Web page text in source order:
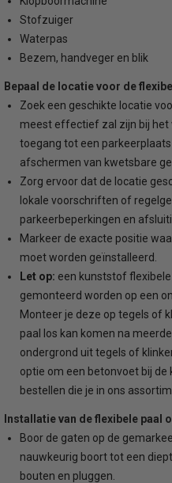
Stofzuiger
Waterpas
Bezem, handveger en blik
Bepaal de locatie voor de
Zoek een geschikte locatie
meest effectief zal zijn bij het
toegang tot een
afschermen van kwetsbare
Zorg ervoor dat de locatie
lokale voorschriften of
parkeerbeperkingen en
Markeer de exacte positie
moet worden geïnstalleerd.
Let op: een kunststof
gemonteerd worden op een
Monteer je deze op tegels of
paal los kan komen na
ondergrond uit tegels of
optie om een betonvoet bij
bestellen die je in ons
Installatie van de flexibele paal
Boor de gaten op de
nauwkeurig boort tot een
bouten en pluggen.